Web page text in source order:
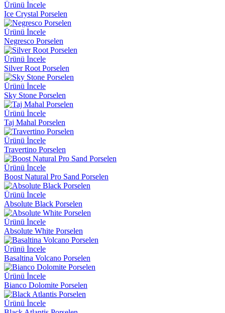
Ürünü İncele
Ice Crystal Porselen
Ürünü İncele
Negresco Porselen
Ürünü İncele
Silver Root Porselen
Ürünü İncele
Sky Stone Porselen
Ürünü İncele
Taj Mahal Porselen
Ürünü İncele
Travertino Porselen
Ürünü İncele
Boost Natural Pro Sand Porselen
Ürünü İncele
Absolute Black Porselen
Ürünü İncele
Absolute White Porselen
Ürünü İncele
Basaltina Volcano Porselen
Ürünü İncele
Bianco Dolomite Porselen
Ürünü İncele